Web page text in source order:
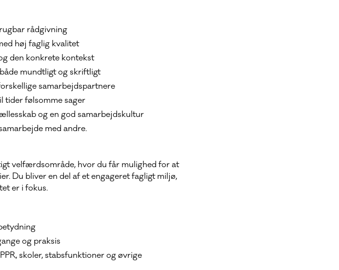
rådgivning
høj faglig kvalitet
den konkrete kontekst
mundtligt og skriftligt
samarbejdspartnere
tider følsomme sager
og en god samarbejdskultur
med andre.
velfærdsområde, hvor du får mulighed for at
Du bliver en del af et engageret fagligt miljø,
er i fokus.
og praksis
skoler, stabsfunktioner og øvrige